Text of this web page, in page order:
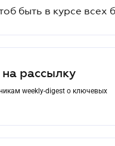
быть в курсе всех
рассылку
weekly-digest о ключевых